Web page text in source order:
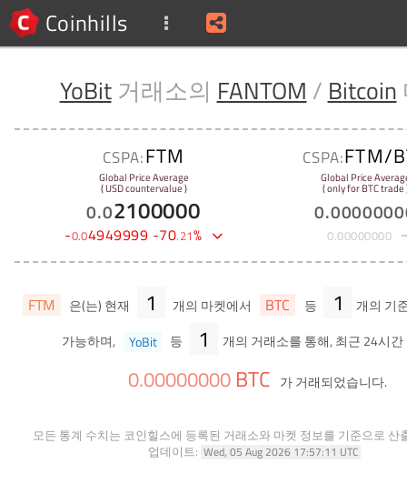
Coinhills
YoBit거래소의 FANTOM / Bitcoin
CSPA:FTM
Global Price Average
( USD countervalue )
0.02100000
-0.04949999 -70.21%
CSPA:FTM/
Global Price
( only for BTC trade
0.
0.00000000
FTM 은(는) 현재 1 개의 마켓에서 BTC 등 1
개의 기
가능하며,
YoBit 등 1 개의 거래소를 통해, 최근 24시
0.00000000 BTC 가 거래되었습니다.
모든 통계 수치는 코인힐스에 등록된 거래소와 마켓 정보를 기준으로 산
업데이트: Wed, 05 Aug 2026 17:57:11 UTC